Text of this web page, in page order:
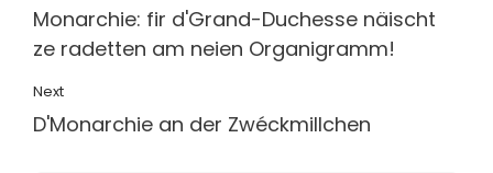
Monarchie: fir d'Grand-Duchesse näischt
ze radetten am neien Organigramm!
Next
D'Monarchie an der Zwéckmillchen